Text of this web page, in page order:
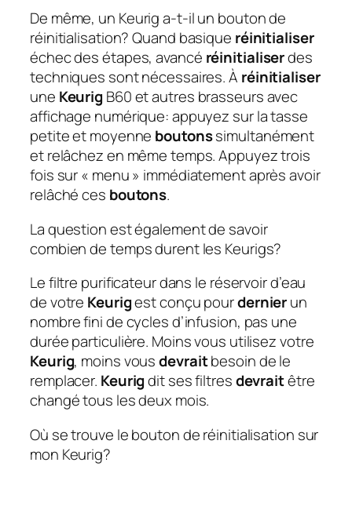
De même, un Keurig a-t-il un bouton de
réinitialisation?Quand basique réinitialiser
échec des étapes, avancé réinitialiserdes
techniques sont nécessaires. À réinitialiser
une Keurig B60 et autres brasseurs avec
affichage numérique: appuyez sur la tasse
petite et moyenne boutonssimultanément
et relâchez en même temps. Appuyez trois
fois sur « menu » immédiatement après avoir
relâché ces boutons.
La question est également de savoir
combien de temps durent les Keurigs?
Le filtre purificateur dans le réservoir d’eau
de votre Keurigest conçu pourdernierun
nombre fini de cycles d’infusion, pas une
durée particulière. Moins vous utilisez votre
Keurig, moins vousdevraitbesoin de le
remplacer. Keurigdit ses filtresdevraitêtre
changé tous les deux mois.
Où se trouve le bouton de réinitialisation sur
mon Keurig?